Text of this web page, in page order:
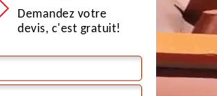
Demandez votre
devis, c'est gratuit!